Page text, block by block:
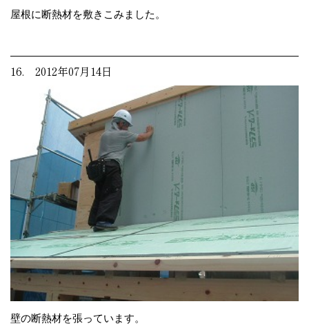
屋根に断熱材を敷きこみました。
16. 2012年07月14日
壁の断熱材を張っています。